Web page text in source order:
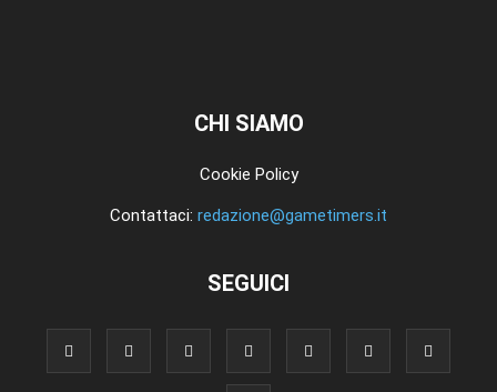
CHI SIAMO
Cookie Policy
Contattaci: redazione@gametimers.it
SEGUICI